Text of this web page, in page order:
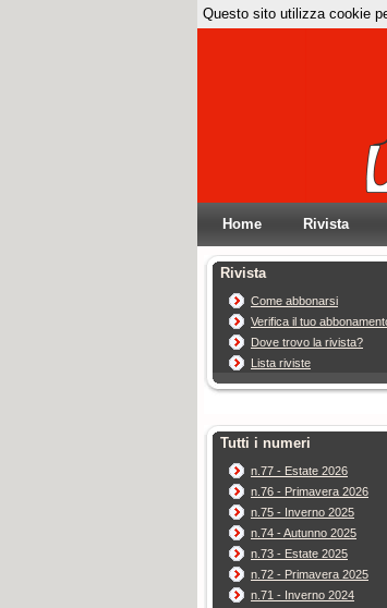
Questo sito utilizza cookie
Home Rivista
Rivista
Come abbonarsi
Verifica il tuo
Dove trovo la rivista?
Lista riviste
Tutti i numeri
n.77 - Estate 2026
n.76 - Primavera 2026
n.75 - Inverno 2025
n.74 - Autunno 2025
n.73 - Estate 2025
n.72 - Primavera 2025
n.71 - Inverno 2024